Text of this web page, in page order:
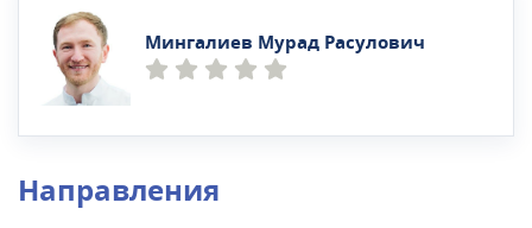
Мингалиев Мурад Расулович
Направления